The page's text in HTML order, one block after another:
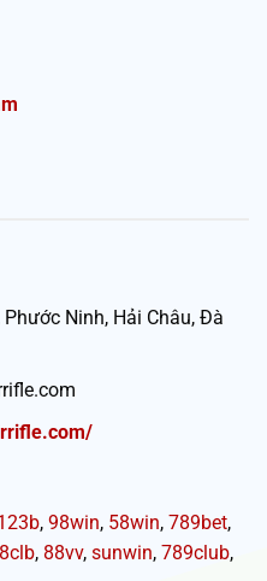
Ninh, Hải Châu, Đà
, 98win, 58win, 789bet,
, 88vv, sunwin, 789club,